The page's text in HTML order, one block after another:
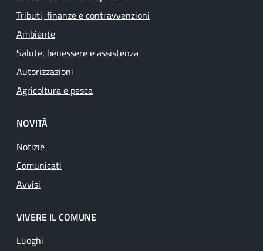
Tributi, finanze e contravvenzioni
Ambiente
Salute, benessere e assistenza
Autorizzazioni
Agricoltura e pesca
NOVITÀ
Notizie
Comunicati
Avvisi
VIVERE IL COMUNE
Luoghi